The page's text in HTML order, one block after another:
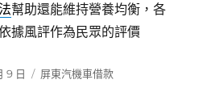
幫助還能維持營養均衡，各
據風評作為民眾的評價
9 日
分
屏東汽機車借款